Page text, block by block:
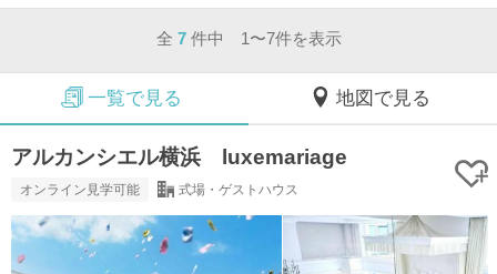
全 7 件中 1〜7件を表示
一覧で見る 地図で見る
アルカンシエル横浜 luxemariage
オンライン見学可能 式場・ゲストハウス